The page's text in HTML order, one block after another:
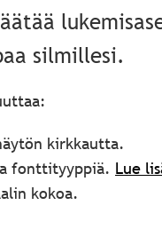
silmillesi.
kirkkautta.
fonttityyppiä. Lue
kokoa.